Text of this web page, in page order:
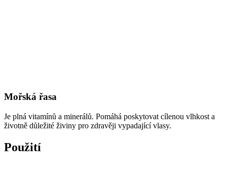
Mořská řasa
Je plná vitamínů a minerálů. Pomáhá poskytovat cílenou vlhkost a
životně důležité živiny pro zdravěji vypadající vlasy.
Použití